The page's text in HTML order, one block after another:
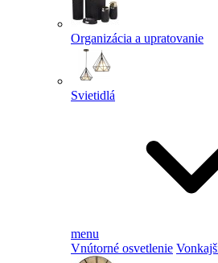
Organizácia a upratovanie
Svietidlá
menu
Vnútorné osvetlenie